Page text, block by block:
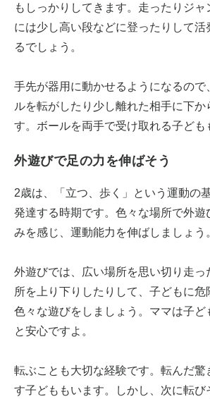
もしっかりしてきます。走ったりジャ
には少し高い段などに登ったりして活
るでしょう。
手先が器用に動かせるようになるので
ルを転がしたり少し離れた相手に下か
す。ボールを両手で受け取れる子ども
外遊びで足の力を伸ばそう
2歳は、「立つ、歩く」という運動の
発達する時期です。色々な場所で外遊
みを感じ、運動能力を伸ばしましょう
外遊びでは、広い場所を思い切り走っ
所を上り下りしたりして、子どもに危
色々な遊びをしましょう。ママは子ど
と安心ですよ。
転ぶことも大切な経験です。転んだ驚
す子どももいます。しかし、次に転び